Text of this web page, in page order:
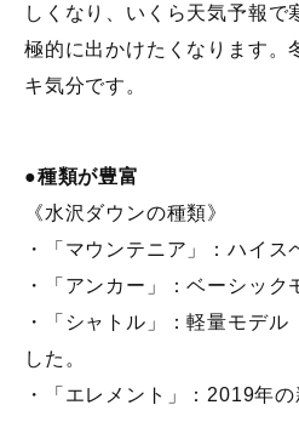
しくなり、いくら天気予報で
極的に出かけたくなります。
キ気分です。
●種類が豊富
《水沢ダウンの種類》
・「マウンテニア」：ハイス
・「アンカー」：ベーシック
・「シャトル」：軽量モデ
した。
・「エレメント」：2019年